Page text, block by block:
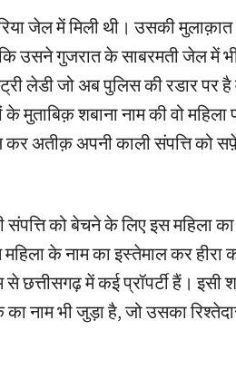
जेल में मिली थी। उसकी
उसने गुजरात के साबरमती जेल में
लेडी जो अब पुलिस की रडार पर
मुताबिक़ शबाना नाम की वो महिला
कर अतीक़ अपनी काली संपत्ति को
को बेचने के लिए इस महिला का
के नाम का इस्तेमाल कर हीरा
छत्तीसगढ़ में कई प्रॉपर्टी हैं। इसी
नाम भी जुड़ा है, जो उसका